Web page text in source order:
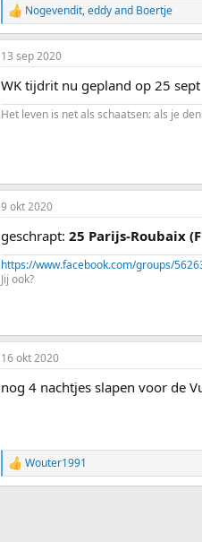
R
e
a
c
i
o
n
Nogevendit,eddyand Boertje
13 sep 2020
WK tijdrit nu gepland op 25 sept
Het leven is net als schaatsen: als je
9 okt 2020
geschrapt: 25 Parijs-Roubaix
https://www.facebook.com/groups/
Jij ook?
16 okt 2020
nog 4 nachtjes slapen voor de
R
e
Wouter1991